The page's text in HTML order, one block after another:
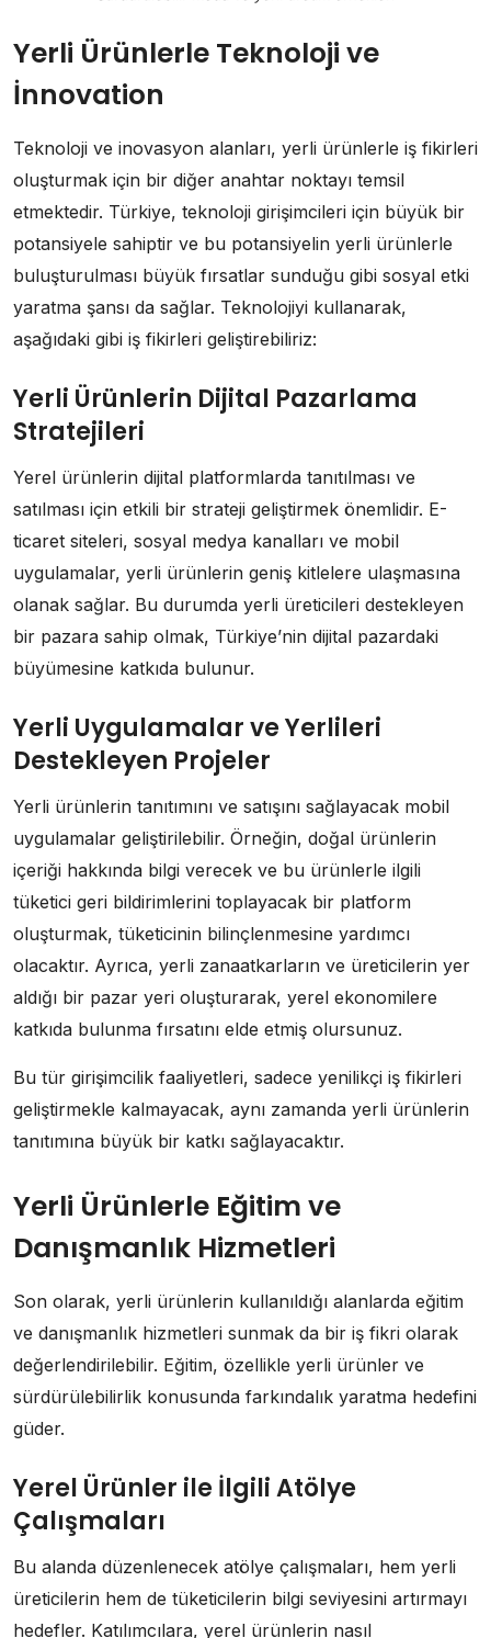
Yerli Ürünlerle Teknoloji ve
İnnovation
Teknoloji ve inovasyon alanları, yerli ürünlerle iş fikirleri
oluşturmak için bir diğer anahtar noktayı temsil
etmektedir. Türkiye, teknoloji girişimcileri için büyük bir
potansiyele sahiptir ve bu potansiyelin yerli ürünlerle
buluşturulması büyük fırsatlar sunduğu gibi sosyal etki
yaratma şansı da sağlar. Teknolojiyi kullanarak,
aşağıdaki gibi iş fikirleri geliştirebiliriz:
Yerli Ürünlerin Dijital Pazarlama
Stratejileri
Yerel ürünlerin dijital platformlarda tanıtılması ve
satılması için etkili bir strateji geliştirmek önemlidir. E-
ticaret siteleri, sosyal medya kanalları ve mobil
uygulamalar, yerli ürünlerin geniş kitlelere ulaşmasına
olanak sağlar. Bu durumda yerli üreticileri destekleyen
bir pazara sahip olmak, Türkiye’nin dijital pazardaki
büyümesine katkıda bulunur.
Yerli Uygulamalar ve Yerlileri
Destekleyen Projeler
Yerli ürünlerin tanıtımını ve satışını sağlayacak mobil
uygulamalar geliştirilebilir. Örneğin, doğal ürünlerin
içeriği hakkında bilgi verecek ve bu ürünlerle ilgili
tüketici geri bildirimlerini toplayacak bir platform
oluşturmak, tüketicinin bilinçlenmesine yardımcı
olacaktır. Ayrıca, yerli zanaatkarların ve üreticilerin yer
aldığı bir pazar yeri oluşturarak, yerel ekonomilere
katkıda bulunma fırsatını elde etmiş olursunuz.
Bu tür girişimcilik faaliyetleri, sadece yenilikçi iş fikirleri
geliştirmekle kalmayacak, aynı zamanda yerli ürünlerin
tanıtımına büyük bir katkı sağlayacaktır.
Yerli Ürünlerle Eğitim ve
Danışmanlık Hizmetleri
Son olarak, yerli ürünlerin kullanıldığı alanlarda eğitim
ve danışmanlık hizmetleri sunmak da bir iş fikri olarak
değerlendirilebilir. Eğitim, özellikle yerli ürünler ve
sürdürülebilirlik konusunda farkındalık yaratma hedefini
güder.
Yerel Ürünler ile İlgili Atölye
Çalışmaları
Bu alanda düzenlenecek atölye çalışmaları, hem yerli
üreticilerin hem de tüketicilerin bilgi seviyesini artırmayı
hedefler. Katılımcılara, yerel ürünlerin nasıl